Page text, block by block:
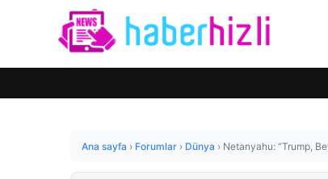
Ana sayfa › Forumlar › Dünya › Netanyahu: “Trump,